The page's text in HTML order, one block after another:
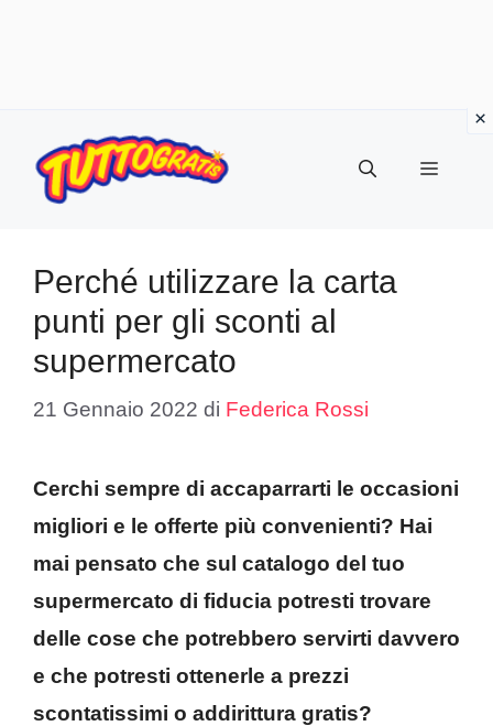
contenuto
Menu
Perché utilizzare la carta
punti per gli sconti al
supermercato
21 Gennaio 2022 di Federica Rossi
Cerchi sempre di accaparrarti le occasioni
migliori e le offerte più convenienti? Hai
mai pensato che sul catalogo del tuo
supermercato di fiducia potresti trovare
delle cose che potrebbero servirti davvero
e che potresti ottenerle a prezzi
scontatissimi o addirittura gratis?